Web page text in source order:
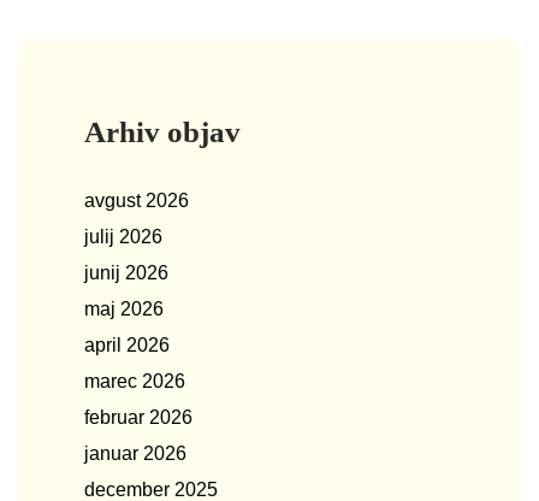
Arhiv objav
avgust 2026
julij 2026
junij 2026
maj 2026
april 2026
marec 2026
februar 2026
januar 2026
december 2025